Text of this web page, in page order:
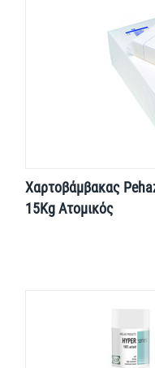
Χαρτοβάμβακας
15Kg Ατομικός